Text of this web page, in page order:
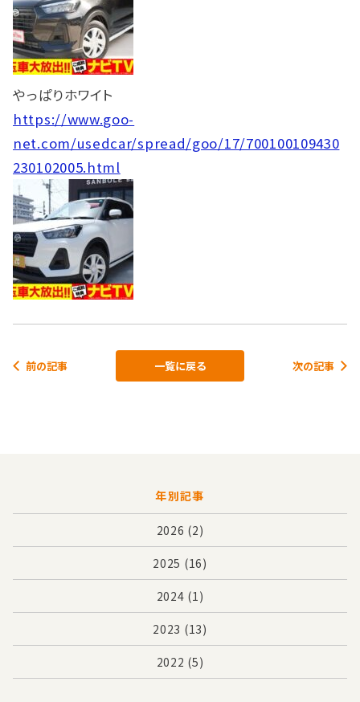
やっぱりホワイト
https://www.goo-
net.com/usedcar/spread/goo/17/700100109430
230102005.html
前の記事 一覧に戻る 次の記事
年別記事
2026 (2)
2025 (16)
2024 (1)
2023 (13)
2022 (5)